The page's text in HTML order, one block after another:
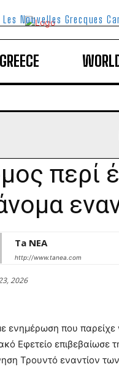
Les Nouvelles Grecques
GREECE
περί
Ta NEA
http://www.tanea.com
2026
ενημέρωση που παρείχε
Εφετείο επιβεβαίωσε
Τρουντό εναντίον